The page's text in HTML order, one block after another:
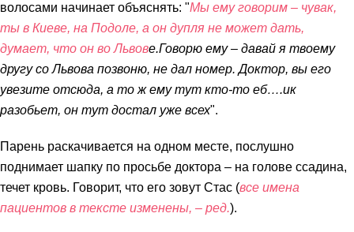
волосами начинает объяснять: "Мы ему говорим – чувак,
ты в Киеве, на Подоле, а он дупля не может дать,
думает, что он во Львове.Говорю ему – давай я твоему
другу со Львова позвоню, не дал номер. Доктор, вы его
увезите отсюда, а то ж ему тут кто-то еб….ик
разобьет, он тут достал уже всех".
Парень раскачивается на одном месте, послушно
поднимает шапку по просьбе доктора – на голове ссадина,
течет кровь. Говорит, что его зовут Стас (все имена
пациентов в тексте изменены, – ред.).